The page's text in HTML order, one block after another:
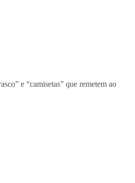
e “camisetas” que remetem ao